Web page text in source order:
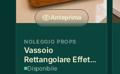
Anteprima
NOLEGGIO PROPS
Vassoio
Rettangolare Effetto
Legno
Disponibile